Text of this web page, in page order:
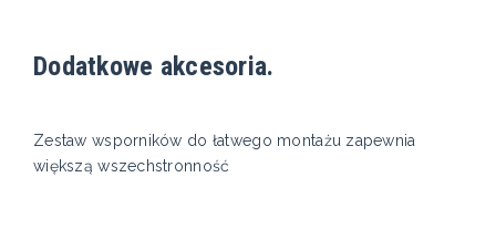
Dodatkowe akcesoria.
Zestaw wsporników do łatwego montażu zapewnia
większą wszechstronność